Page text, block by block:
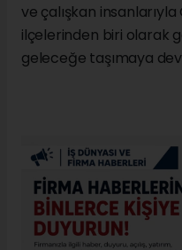
ve çalışkan
ilçelerinden biri olarak
geleceğe taşımaya